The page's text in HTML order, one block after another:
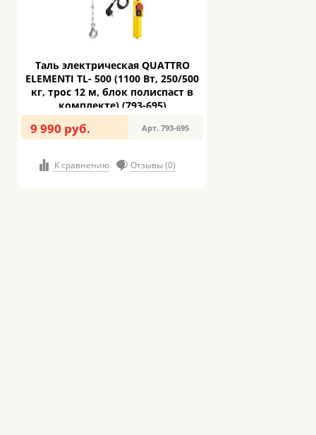
Таль электрическая QUATTRO
ELEMENTI TL- 500 (1100 Вт, 250/500
кг, трос 12 м, блок полиспаст в
комплекте) (793-695)
9 990 руб. Арт. 793-695
К сравнению Отзывы (0)